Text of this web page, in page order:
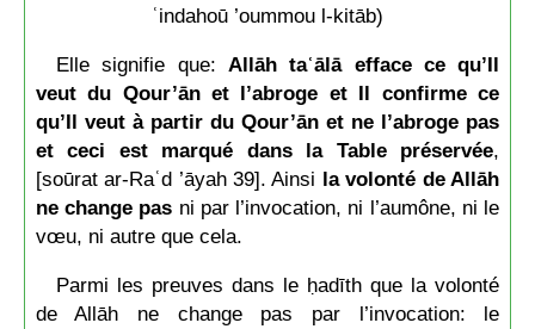
ʿindahoū ’oummou l-kitāb)
Elle signifie que: Allāh taʿālā efface ce qu’Il
veut du Qour’ān et l’abroge et Il confirme ce
qu’Il veut à partir du Qour’ān et ne l’abroge pas
et ceci est marqué dans la Table préservée,
[soūrat ar-Raʿd ’āyah 39]. Ainsi la volonté de Allāh
ne change pas ni par l’invocation, ni l’aumône, ni le
vœu, ni autre que cela.
Parmi les preuves dans le ḥadīth que la volonté
de Allāh ne change pas par l’invocation: le